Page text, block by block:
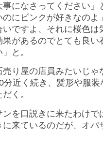
事になさってください
のにピンクが好きなの
いですよ、それに桜色
果があるのでとても良い
と。
り屋の店員みたいじゃ
分近く続き、髪形や服
く。
を口説きに来たわけで
に来ているのだが、オ